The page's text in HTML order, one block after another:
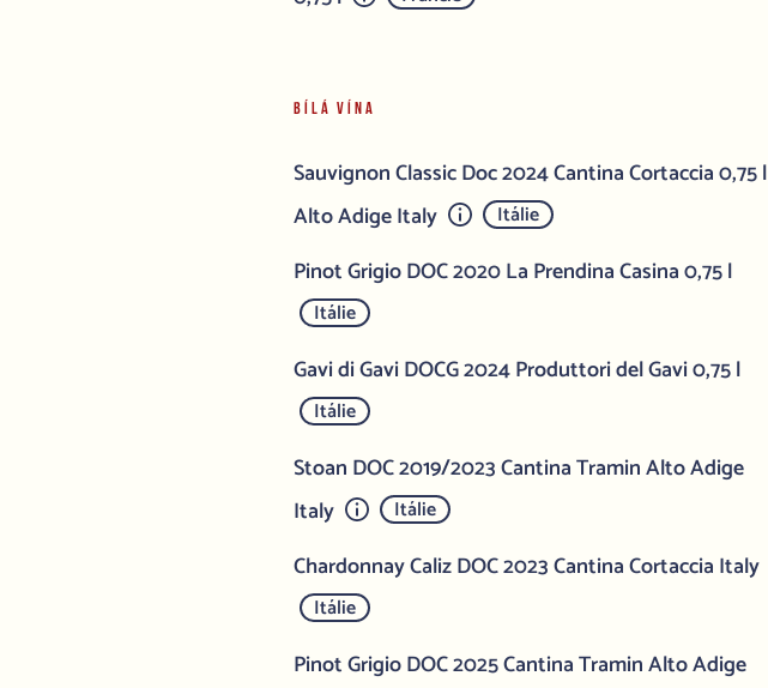
BÍLÁ VÍNA
Sauvignon Classic Doc 2024 Cantina Cortaccia 0,75 l
Alto Adige Italy
Itálie
Pinot Grigio DOC 2020 La Prendina Casina 0,75 l
Itálie
Gavi di Gavi DOCG 2024 Produttori del Gavi 0,75 l
Itálie
Stoan DOC 2019/2023 Cantina Tramin Alto Adige
Italy
Itálie
Chardonnay Caliz DOC 2023 Cantina Cortaccia Italy
Itálie
Pinot Grigio DOC 2025 Cantina Tramin Alto Adige